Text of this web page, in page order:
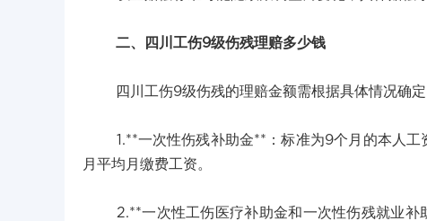
二、四川工伤9级伤残理赔多少钱
四川工伤9级伤残的理赔金额需根据具体情况确定
1.**一次性伤残补助金**：标准为9个月的本人工
月平均月缴费工资。
2.**一次性工伤医疗补助金和一次性伤残就业补助